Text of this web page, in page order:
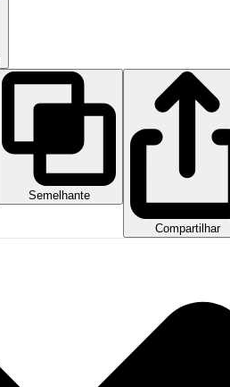
Semelhante
Compartilhar